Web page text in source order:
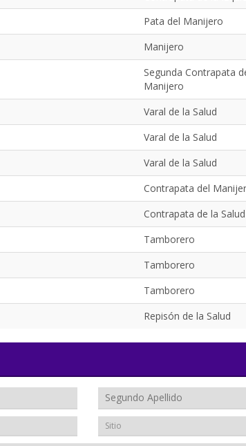
Pata del Manijero
Manijero
Segunda Contrapata
Manijero
Varal de la Salud
Varal de la Salud
Varal de la Salud
Contrapata del
Contrapata de la Salud
Tamborero
Tamborero
Tamborero
Repisón de la Salud
Sitio